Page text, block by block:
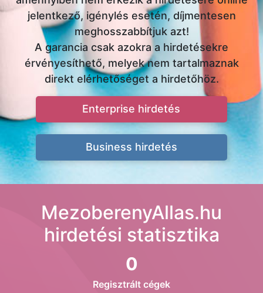
jelentkező, igénylés esetén, díjmentesen
meghosszabbítjuk azt!
A garancia csak azokra a hirdetésekre
érvényesíthető, melyek nem tartalmaznak
direkt elérhetőséget a hirdetőhöz.
Enterprise hirdetés
Business hirdetés
MezoberenyAllas.hu
hirdetési statisztika
0
Regisztrált cégek